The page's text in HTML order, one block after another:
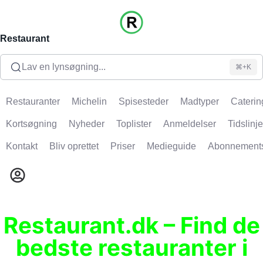
Restaurant
Lav en lynsøgning... ⌘+K
Restauranter Michelin Spisesteder Madtyper
Kortsøgning Nyheder Toplister Anmeldelser Tidslinje
Kontakt Bliv oprettet Priser Medieguide
Restaurant.dk – Find de
bedste restauranter i